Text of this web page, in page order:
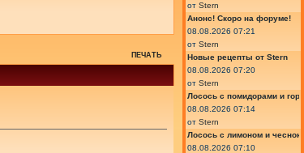
ПЕЧАТЬ
от Stern
Анонс! Скоро на форуме!
08.08.2026 07:21
от Stern
Новые рецепты от Stern
08.08.2026 07:20
от Stern
Лосось с помидорами и
08.08.2026 07:14
от Stern
Лосось с лимоном и
08.08.2026 07:10